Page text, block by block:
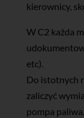
kierownicy,
W C2 każda
etc).
Do istotnych
zaliczyć
pompa